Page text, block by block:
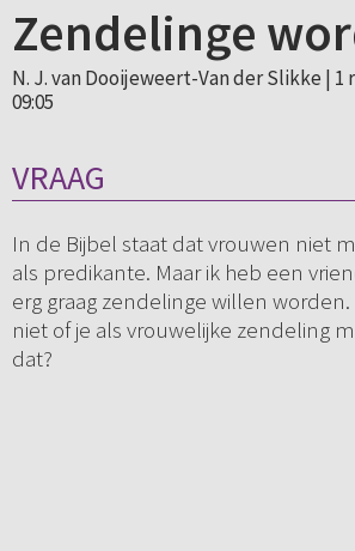
Zendelinge
N. J. van Dooijeweert-Van der Slikke | 1
09:05
VRAAG
In de Bijbel staat dat vrouwen niet
als predikante. Maar ik heb een
erg graag zendelinge willen
niet of je als vrouwelijke zendeling
dat?